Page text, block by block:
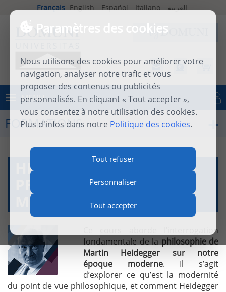
Paramètres des cookies
Nous utilisons des cookies pour améliorer votre
navigation, analyser notre trafic et vous
proposer des contenus ou publicités
personnalisés. En cliquant « Tout accepter »,
vous consentez à notre utilisation des cookies.
Plus d'infos dans notre Politique des cookies.
Tout refuser
Personnaliser
Tout accepter
Français English Español Italiano العربية
MENU Se connecter
FORMATIONS
HEIDEGGER, LE
PROBLÈME DE LA
MODERNITÉ (PHIL040)
Ce cours aborde l’interrogation
fondamentale de la philosophie de
Martin Heidegger sur notre
époque moderne. Il s’agit
d’explorer ce qu’est la modernité
du point de vue philosophique, et comment Heidegger